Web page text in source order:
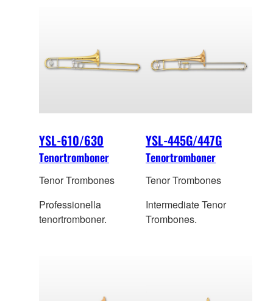
YSL-610/630
Tenortromboner
Tenor Trombones
Professionella
tenortromboner.
YSL-445G/447G
Tenortromboner
Tenor Trombones
Intermediate Tenor
Trombones.